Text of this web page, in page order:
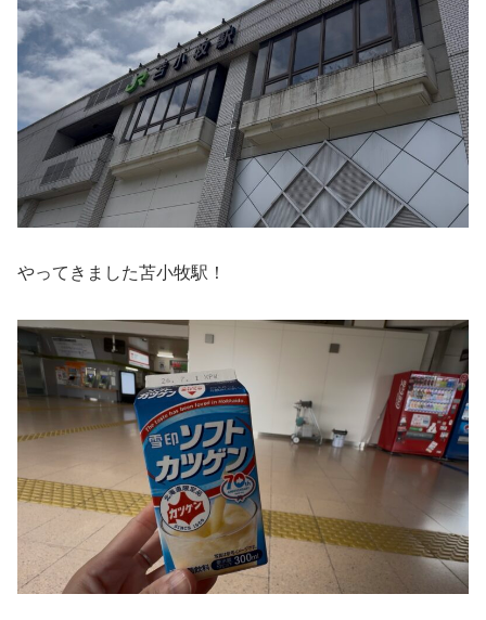
やってきました苫小牧駅！